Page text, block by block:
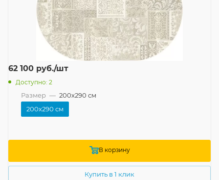
62 100 руб./шт
Доступно: 2
Размер — 200x290 см
200x290 см
В корзину
Купить в 1 клик